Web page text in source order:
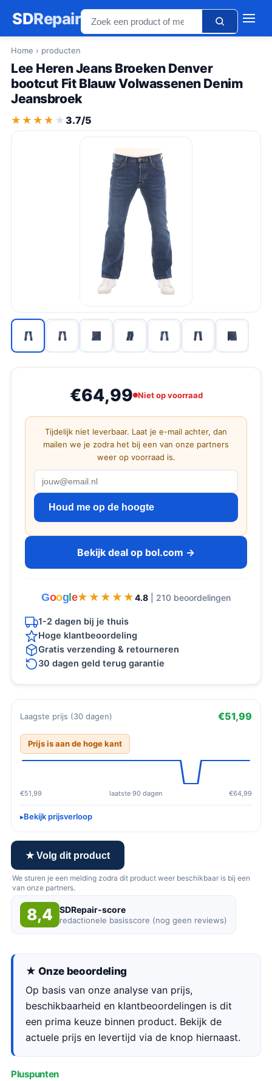
SDRepair
Home › producten
Lee Heren Jeans Broeken Denver
bootcut Fit Blauw Volwassenen Denim
Jeansbroek
★★★★★
★★★★★ 3.7/5
€64,99 Niet op voorraad
Tijdelijk niet leverbaar. Laat je e-mail achter, dan
mailen we je zodra het bij een van onze partners
weer op voorraad is.
Houd me op de hoogte
Bekijk deal op bol.com →
Goog e★★★★★
★★★★★ 4.8 | 210 beoordelingen
1-2 dagen bij je thuis
Hoge klantbeoordeling
Gratis verzending & retourneren
30 dagen geld terug garantie
Laagste prijs (30 dagen) €51,99
Prijs is aan de hoge kant
€51,99 laatste 90 dagen €64,99
Bekijk prijsverloop
★ Volg dit product
We sturen je een melding zodra dit product weer beschikbaar is bij een
van onze partners.
8,4 SDRepair-score
redactionele basisscore (nog geen reviews)
★ Onze beoordeling
Op basis van onze analyse van prijs,
beschikbaarheid en klantbeoordelingen is dit
een prima keuze binnen product. Bekijk de
actuele prijs en levertijd via de knop hiernaast.
Pluspunten